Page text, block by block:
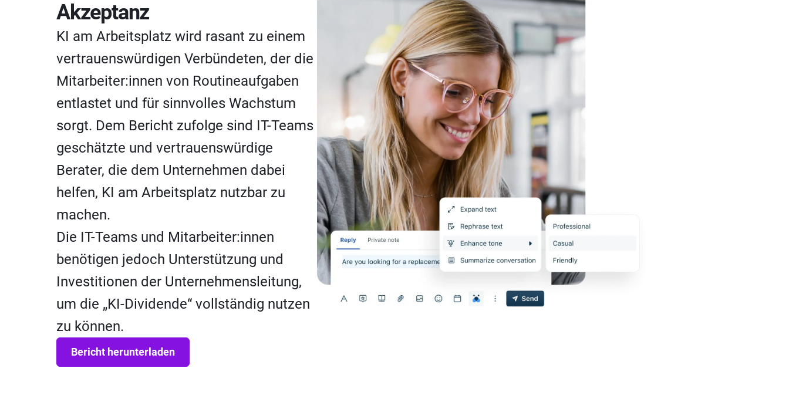
Akzeptanz
KI am Arbeitsplatz wird rasant zu einem
vertrauenswürdigen Verbündeten, der die
Mitarbeiter:innen von Routineaufgaben
entlastet und für sinnvolles Wachstum
sorgt. Dem Bericht zufolge sind IT-Teams
geschätzte und vertrauenswürdige
Berater, die dem Unternehmen dabei
helfen, KI am Arbeitsplatz nutzbar zu
machen.
Die IT-Teams und Mitarbeiter:innen
benötigen jedoch Unterstützung und
Investitionen der Unternehmensleitung,
um die „KI-Dividende“ vollständig nutzen
zu können.
Bericht herunterladen